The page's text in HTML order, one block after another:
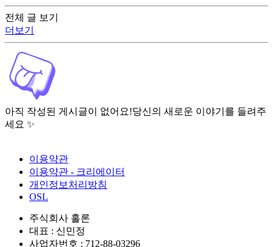
전체 글 보기
더보기
아직 작성된 게시글이 없어요!당신의 새로운 이야기를 들려주
세요 ✨
이용약관
이용약관 - 크리에이터
개인정보처리방침
OSL
주식회사 홀론
대표 : 신민정
사업자번호 : 712-88-03296